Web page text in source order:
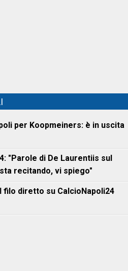
per Koopmeiners: è in uscita
"Parole di De Laurentiis sul
recitando, vi spiego"
filo diretto su CalcioNapoli24